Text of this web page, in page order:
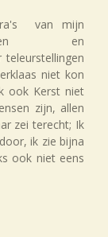
van mijn
en
niet kon
ook Kerst niet
zijn, allen
zei terecht; Ik
ik zie bijna
ook niet eens